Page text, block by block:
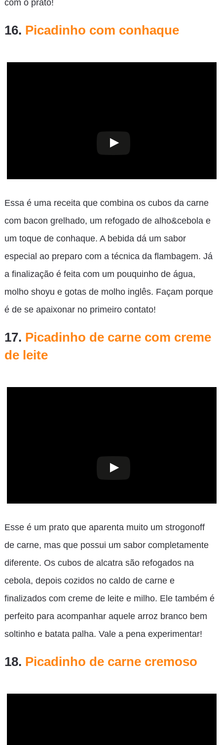
com o prato!
16. Picadinho com conhaque
Essa é uma receita que combina os cubos da carne
com bacon grelhado, um refogado de alho&cebola e
um toque de conhaque. A bebida dá um sabor
especial ao preparo com a técnica da flambagem. Já
a finalização é feita com um pouquinho de água,
molho shoyu e gotas de molho inglês. Façam porque
é de se apaixonar no primeiro contato!
17. Picadinho de carne com creme
de leite
Esse é um prato que aparenta muito um strogonoff
de carne, mas que possui um sabor completamente
diferente. Os cubos de alcatra são refogados na
cebola, depois cozidos no caldo de carne e
finalizados com creme de leite e milho. Ele também é
perfeito para acompanhar aquele arroz branco bem
soltinho e batata palha. Vale a pena experimentar!
18. Picadinho de carne cremoso